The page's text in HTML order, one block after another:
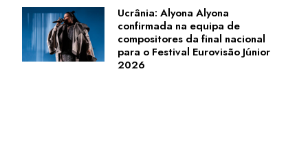
Ucrânia: Alyona Alyona
confirmada na equipa de
compositores da final nacional
para o Festival Eurovisão Júnior
2026